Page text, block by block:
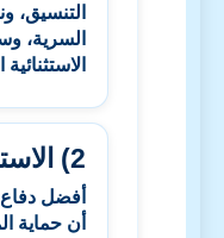
التنسيق،
السرية،
2) الاستخبار الوقائي
أفضل دفاع
أن حماية